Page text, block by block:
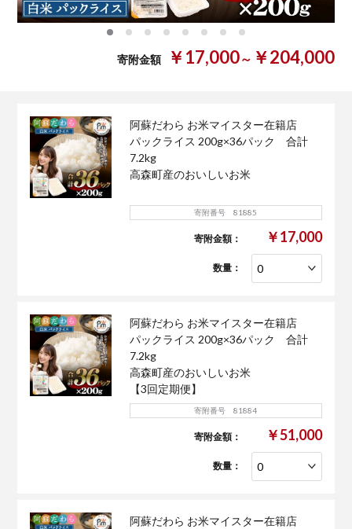
寄附金額 ￥17,000～ ￥204,000
阿蘇だわら お米マイスター在籍店
パックライス 200g×36パック 合計
7.2kg
高森町産のおいしいお米
寄附番号 81885
寄附金額： ￥17,000
数量：
阿蘇だわら お米マイスター在籍店
パックライス 200g×36パック 合計
7.2kg
高森町産のおいしいお米
【3回定期便】
寄附番号 81884
寄附金額： ￥51,000
数量：
阿蘇だわら お米マイスター在籍店